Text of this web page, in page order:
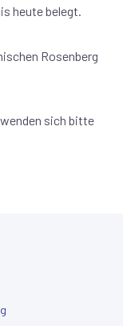
heute belegt.
Rosenberg
sich bitte